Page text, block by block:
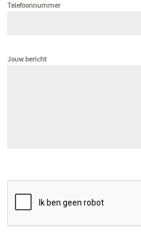
Telefoonnummer
Jouw bericht